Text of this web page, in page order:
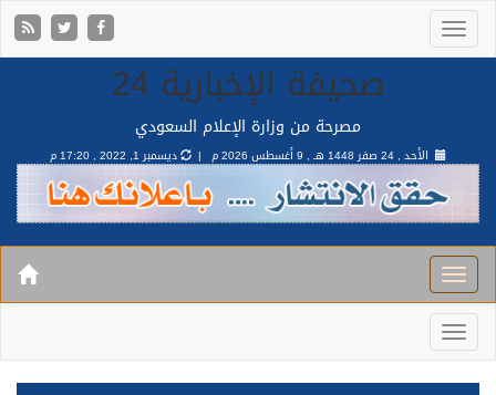
صحيفة الإخبارية 24
مصرحة من وزارة الإعلام السعودي
الأحد , 24 صفر 1448 هـ , 9 أغسطس 2026 م | ديسمبر 1, 2022 , 17:20 م